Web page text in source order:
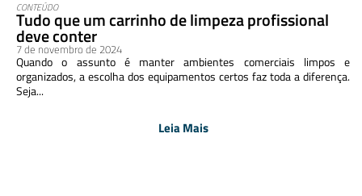
CONTEÚDO
Tudo que um carrinho de limpeza profissional
deve conter
7 de novembro de 2024
Quando o assunto é manter ambientes comerciais limpos e
organizados, a escolha dos equipamentos certos faz toda a diferença.
Seja...
Leia Mais